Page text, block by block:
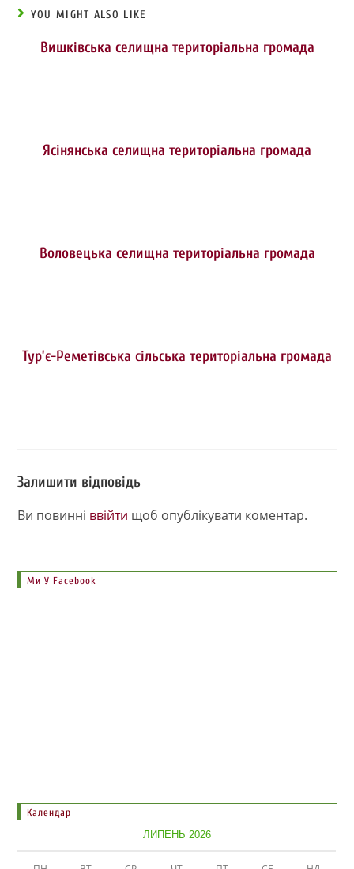
YOU MIGHT ALSO LIKE
Вишківська селищна територіальна громада
Ясінянська селищна територіальна громада
Воловецька селищна територіальна громада
Тур’є-Реметівська сільська територіальна громада
Залишити відповідь
Ви повинні ввійти щоб опублікувати коментар.
Ми У Facebook
Календар
ЛИПЕНЬ 2026